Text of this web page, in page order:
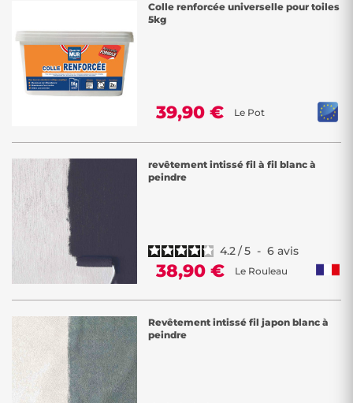
Colle renforcée universelle pour toiles
5kg
39,90 € Le Pot
revêtement intissé fil à fil blanc à
peindre
4.2 /5 - 6 avis
38,90 € Le Rouleau
Revêtement intissé fil japon blanc à
peindre